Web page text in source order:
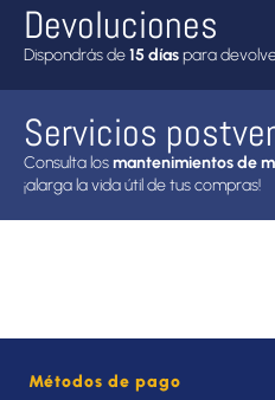
Devoluciones
Dispondrás de15 díaspara
Servicios
Consulta losmantenimientos de
¡alarga la vida útil de tus compras!
Métodos de pago